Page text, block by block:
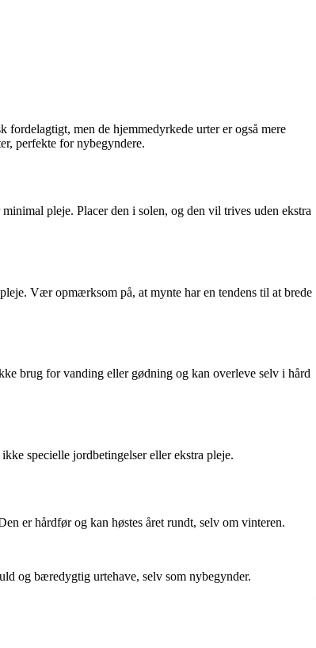
men de hjemmedyrkede urter er også mere
perfekte for nybegyndere.
pleje. Placer den i solen, og den vil trives uden ekstra
Vær opmærksom på, at mynte har en tendens til at brede
brug for vanding eller gødning og kan overleve selv i hård
specielle jordbetingelser eller ekstra pleje.
er hårdfør og kan høstes året rundt, selv om vinteren.
og bæredygtig urtehave, selv som nybegynder.